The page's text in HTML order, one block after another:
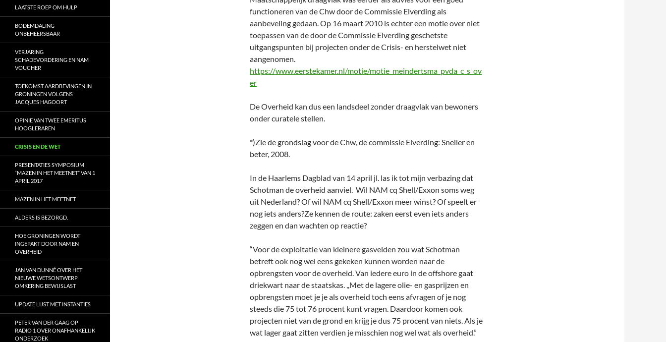
functioneren van de Chw door de Commissie Elverding als
aanbeveling gedaan. Op 16 maart 2010 is echter een motie over niet
toepassen van de door de Commissie Elverding geschetste
uitgangspunten bij projecten onder de Crisis- en herstelwet niet
aangenomen.
https://www.eerstekamer.nl/motie/motie_meindertsma_pvda_c_s_ov
er
De Overheid kan dus een landsdeel zonder draagvlak van bewoners
onder curatele stellen.
*)Zie de grondslag voor de Chw, de commissie Elverding: Sneller en
beter, 2008.
In de Haarlems Dagblad van 14 april jl. las ik tot mijn verbazing dat
Schotman de overheid aanviel. Wil NAM cq Shell/Exxon soms weg
uit Nederland? Of wil NAM cq Shell/Exxon meer winst? Of speelt er
nog iets anders?Ze kennen de route: zaken eerst even iets anders
zeggen en dan wachten op reactie?
“Voor de exploitatie van kleinere gasvelden zou wat Schotman
betreft ook nog wel eens gekeken kunnen worden naar de
opbrengsten voor de overheid. Van iedere euro in de offshore gaat
driekwart naar de staatskas. ,,Met de lagere olie- en gasprijzen en
opbrengsten moet je je als overheid toch eens afvragen of je nog
steeds die 75 tot 76 procent kunt vragen. Daardoor komen ook
projecten niet van de grond en krijg je dus 75 procent van niets. Als je
wat lager gaat zitten verdien je misschien nog wel wat als overheid.”
LAATSTE ROEP OM HULP
BODEMDALING
ONBEHEERSBAAR
VERJARING
SCHADEVORDERING EN NAM
VOUCHER
TOEKOMST AARDBEVINGEN IN
GRONINGEN VOLGENS
JACQUES HAGOORT
OPINIE VAN TWEE EMERITUS
HOOGLERAREN
CRISIS EN DE WET
PRESENTATIES SYMPOSIUM
“MAZEN IN HET MEETNET” VAN 1
APRIL 2017
MAZEN IN HET MEETNET
ALDERS IS BEZORGD.
HOE GRONINGEN WORDT
INGEPAKT DOOR NAM EN
OVERHEID
JAN VAN DUNNÉ OVER HET
NIEUWE WETSONTWERP
OMKERING BEWIJSLAST
UPDATE LIJST MET INSTANTIES
PETER VAN DER GAAG OP
RADIO 1 OVER ONAFHANKELIJK
ONDERZOEK